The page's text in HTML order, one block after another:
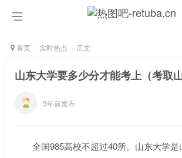
首页 实时热点 正文
山东大学要多少分才能考上（考取
3年前发布
全国985高校不超过40所。山东大学